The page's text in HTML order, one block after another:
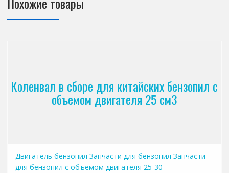
Коленвал в сборе для китайских бензопил с
объемом двигателя 25 см3
Двигатель бензопил Запчасти для бензопил Запчасти
для бензопил с объемом двигателя 25-30